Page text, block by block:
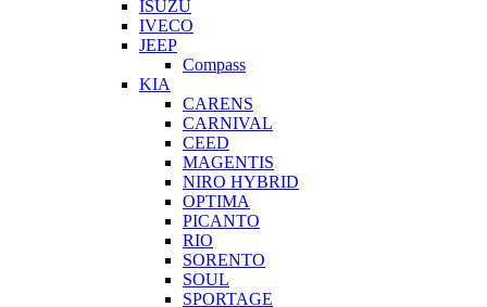
ISUZU
IVECO
JEEP
Compass
KIA
CARENS
CARNIVAL
CEED
MAGENTIS
NIRO HYBRID
OPTIMA
PICANTO
RIO
SORENTO
SOUL
SPORTAGE